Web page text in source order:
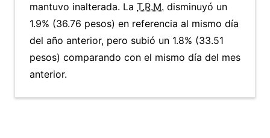
mantuvo inalterada. La T.R.M. disminuyó un
1.9% (36.76 pesos) en referencia al mismo día
del año anterior, pero subió un 1.8% (33.51
pesos) comparando con el mismo día del mes
anterior.